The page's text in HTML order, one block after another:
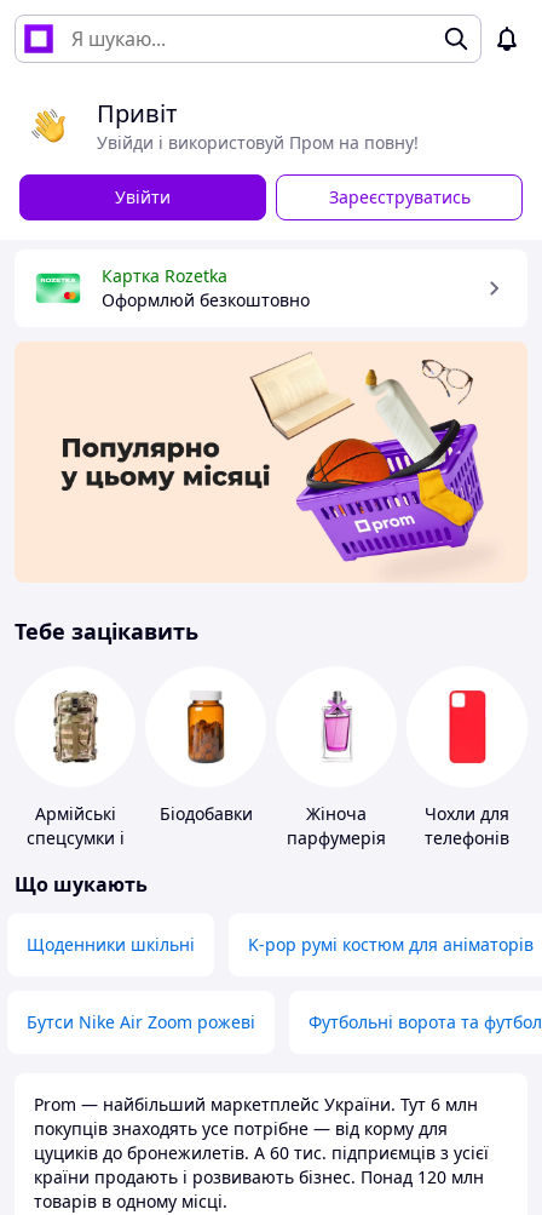
Привіт
Увійди і використовуй Пром на повну!
Увійти Зареєструватись
Картка Rozetka
Оформлюй безкоштовно
Тебе зацікавить
Армійські
спецсумки і
Біодобавки
Жіноча
парфумерія
Чохли для
телефонів
Що шукають
Щоденники шкільні K-pop румі костюм для аніматорів
Бутси Nike Air Zoom рожеві Футбольні ворота та
Prom — найбільший маркетплейс України. Тут 6 млн
покупців знаходять усе потрібне — від корму для
цуциків до бронежилетів. А 60 тис. підприємців з усієї
країни продають і розвивають бізнес. Понад 120 млн
товарів в одному місці.